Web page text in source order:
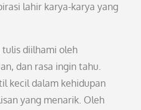
lahir karya-karya yang
diilhami oleh
dan rasa ingin tahu.
kecil dalam kehidupan
yang menarik. Oleh